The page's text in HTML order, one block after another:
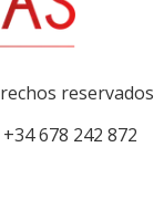
reservados
+34 678 242 872